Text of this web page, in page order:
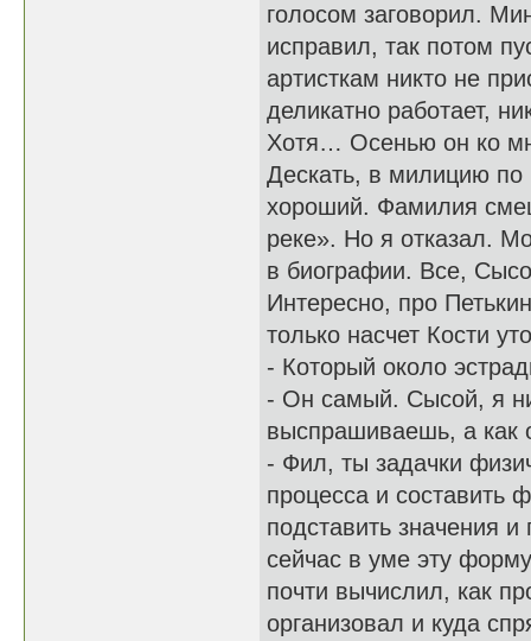
голосом заговорил.
исправил, так потом
артисткам никто не
деликатно работает,
Хотя… Осенью он ко
Дескать, в милицию по
хороший. Фамилия
реке». Но я отказал.
в биографии. Все,
Интересно, про
только насчет Кости
- Который около
- Он самый. Сысой, я
выспрашиваешь, а как
- Фил, ты задачки
процесса и составить
подставить значения
сейчас в уме эту
почти вычислил, как
организовал и куда